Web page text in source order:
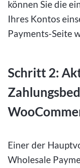
können Sie die
Ihres Kontos
Payments-Seite
Schritt 2:
Einer der
Wholesale